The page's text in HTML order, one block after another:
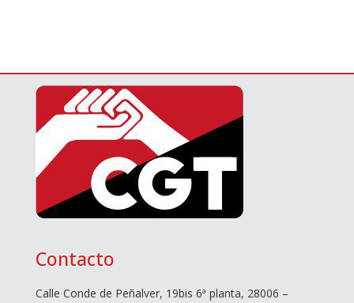
Contacto
Calle Conde de Peñalver, 19bis 6ª planta, 28006 –